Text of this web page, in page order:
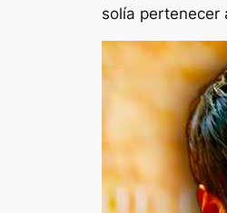
solía pertenecer